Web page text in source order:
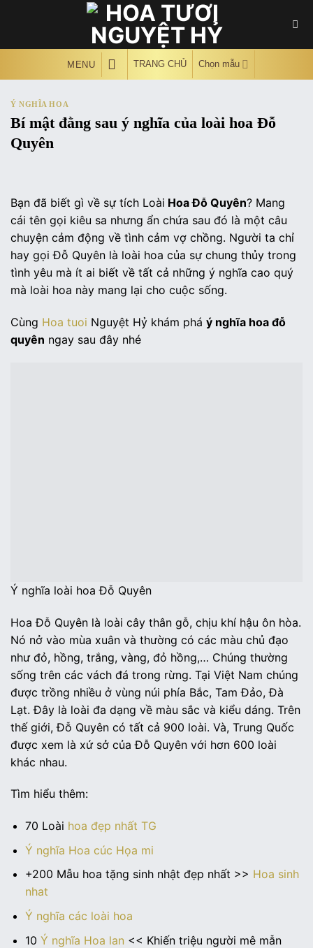
MENU TRANG CHỦ Chọn mẫu
Ý NGHĨA HOA
Bí mật đằng sau ý nghĩa của loài hoa Đỗ
Quyên
Bạn đã biết gì về sự tích Loài Hoa Đỗ Quyên? Mang
cái tên gọi kiêu sa nhưng ẩn chứa sau đó là một câu
chuyện cảm động về tình cảm vợ chồng. Người ta chỉ
hay gọi Đỗ Quyên là loài hoa của sự chung thủy trong
tình yêu mà ít ai biết về tất cả những ý nghĩa cao quý
mà loài hoa này mang lại cho cuộc sống.
Cùng Hoa tuoi Nguyệt Hỷ khám phá ý nghĩa hoa đỗ
quyên ngay sau đây nhé
Ý nghĩa loài hoa Đỗ Quyên
Hoa Đỗ Quyên là loài cây thân gỗ, chịu khí hậu ôn hòa.
Nó nở vào mùa xuân và thường có các màu chủ đạo
như đỏ, hồng, trắng, vàng, đỏ hồng,… Chúng thường
sống trên các vách đá trong rừng. Tại Việt Nam chúng
được trồng nhiều ở vùng núi phía Bắc, Tam Đảo, Đà
Lạt. Đây là loài đa dạng về màu sắc và kiểu dáng. Trên
thế giới, Đỗ Quyên có tất cả 900 loài. Và, Trung Quốc
được xem là xứ sở của Đỗ Quyên với hơn 600 loài
khác nhau.
Tìm hiểu thêm:
70 Loài hoa đẹp nhất TG
Ý nghĩa Hoa cúc Họa mi
+200 Mẫu hoa tặng sinh nhật đẹp nhất >> Hoa sinh
nhat
Ý nghĩa các loài hoa
10 Ý nghĩa Hoa lan << Khiến triệu người mê mẫn